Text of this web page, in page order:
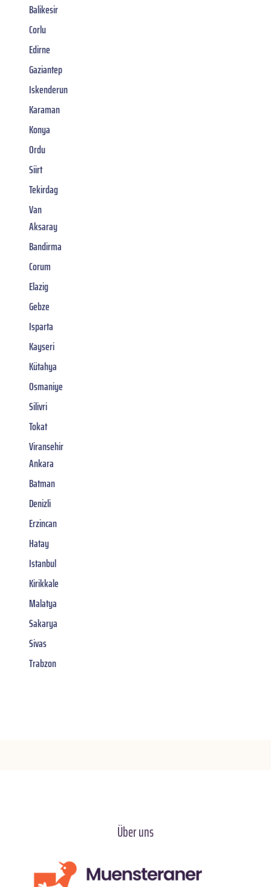
Balikesir
Corlu
Edirne
Gaziantep
Iskenderun
Karaman
Konya
Ordu
Siirt
Tekirdag
Van
Aksaray
Bandirma
Corum
Elazig
Gebze
Isparta
Kayseri
Kütahya
Osmaniye
Silivri
Tokat
Viransehir
Ankara
Batman
Denizli
Erzincan
Hatay
Istanbul
Kirikkale
Malatya
Sakarya
Sivas
Trabzon
Über uns